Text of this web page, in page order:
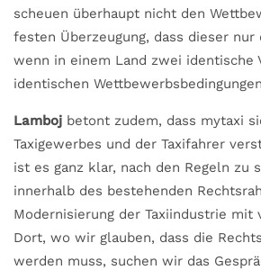
scheuen überhaupt nicht den
festen Überzeugung, dass dieser nur
wenn in einem Land zwei identische
identischen
Lamboj betont zudem, dass mytaxi
Taxigewerbes und der Taxifahrer
ist es ganz klar, nach den Regeln zu
innerhalb des bestehenden
Modernisierung der Taxiindustrie mit
Dort, wo wir glauben, dass die
werden muss, suchen wir das